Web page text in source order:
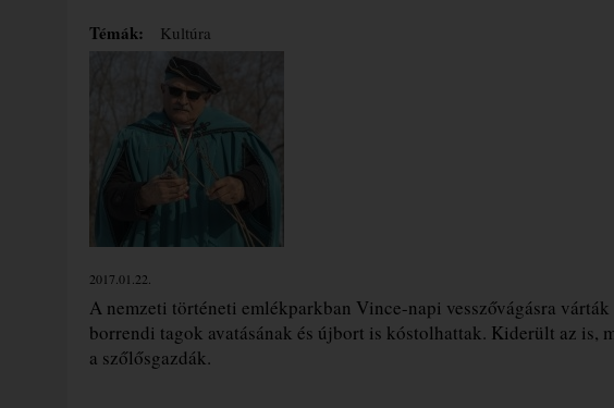
Témák: Kultúra
2017.01.22.
A nemzeti történeti emlékparkban Vince-napi vesszővágásra
borrendi tagok avatásának és újbort is kóstolhattak. Kiderült az is,
a szőlősgazdák.